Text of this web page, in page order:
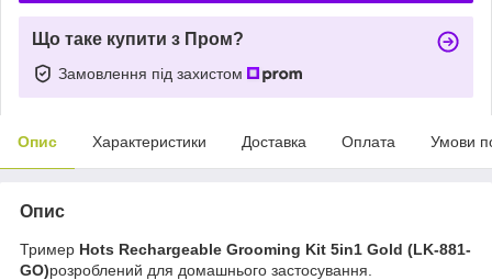
Що таке купити з Пром?
Замовлення під захистом
Опис Характеристики Доставка Оплата Умови
Опис
Тример Hots Rechargeable Grooming Kit 5in1 Gold (LK-881-
GO)розроблений для домашнього застосування.